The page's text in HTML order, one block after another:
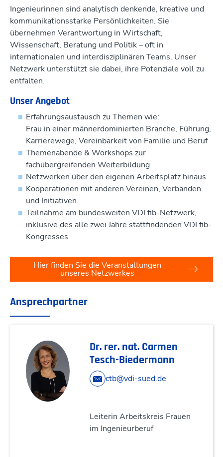
Ingenieurinnen sind analytisch denkende, kreative und
kommunikationsstarke Persönlichkeiten. Sie
übernehmen Verantwortung in Wirtschaft,
Wissenschaft, Beratung und Politik – oft in
internationalen und interdisziplinären Teams. Unser
Netzwerk unterstützt sie dabei, ihre Potenziale voll zu
entfalten.
Unser Angebot
Erfahrungsaustausch zu Themen wie:
Frau in einer männerdominierten Branche, Führung,
Karrierewege, Vereinbarkeit von Familie und Beruf
Themenabende & Workshops zur
fachübergreifenden Weiterbildung
Netzwerken über den eigenen Arbeitsplatz hinaus
Kooperationen mit anderen Vereinen, Verbänden
und Initiativen
Teilnahme am bundesweiten VDI fib-Netzwerk,
inklusive des alle zwei Jahre stattfindenden VDI fib-
Kongresses
Hier finden Sie die Veranstaltungen
unseres Netzwerkes
Ansprechpartner
Dr. rer. nat. Carmen
Tesch-Biedermann
ctb@vdi-sued.de
Leiterin Arbeitskreis Frauen
im Ingenieurberuf